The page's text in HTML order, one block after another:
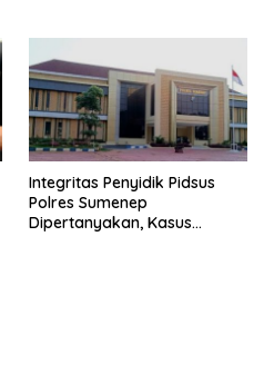
Integritas Penyidik Pidsus
Polres Sumenep
Dipertanyakan, Kasus